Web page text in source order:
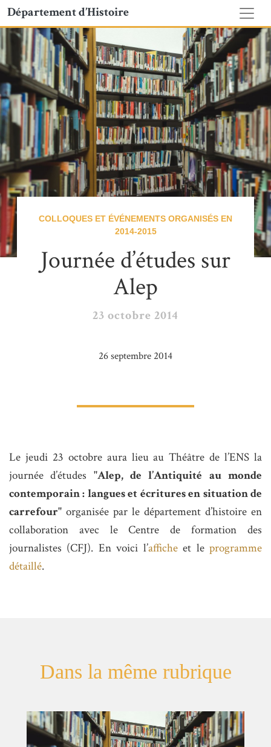
Département d’Histoire
COLLOQUES ET ÉVÉNEMENTS ORGANISÉS EN
2014-2015
Journée d’études sur
Alep
23 octobre 2014
26 septembre 2014
Le jeudi 23 octobre aura lieu au Théâtre de l’ENS la
journée d’études "Alep, de l’Antiquité au monde
contemporain : langues et écritures en situation de
carrefour" organisée par le département d’histoire en
collaboration avec le Centre de formation des
journalistes (CFJ). En voici l’afficheet leprogramme
détaillé.
Dans la même rubrique